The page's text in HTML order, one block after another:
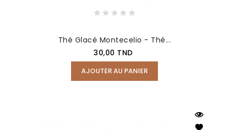
Thé Glacé Montecelio - Thé...
Prix
30,00 TND
AJOUTER AU PANIER